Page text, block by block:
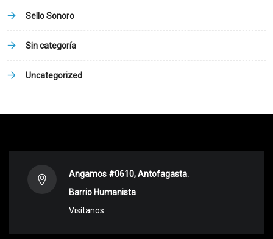
Sello Sonoro
Sin categoría
Uncategorized
Angamos #0610, Antofagasta.
Barrio Humanista
Visítanos